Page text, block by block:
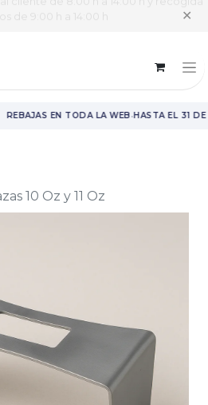
cliente de 8:00 h a 14:00 h y recogida
de 9:00 h a 14:00 h ✕
REBAJAS EN TODA LA WEB·HASTA EL 31 DE
10 Oz y 11 Oz